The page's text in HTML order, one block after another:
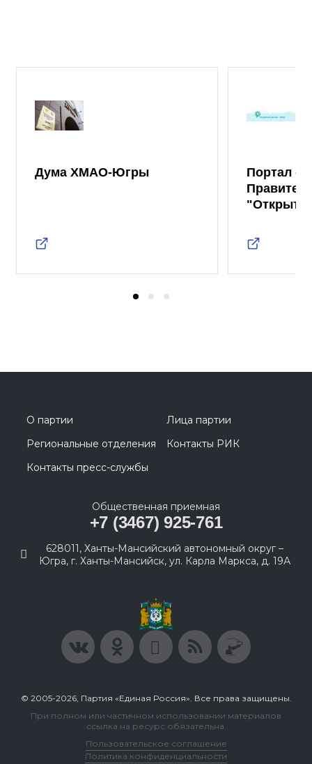
Дума ХМАО-Югры
Портал
О партии
Лица партии
Региональные отделения
Контакты РИК
Контакты пресс-службы
Общественная приемная
+7 (3467) 925-761
628011, Ханты-Мансийский автономный округ –
Югра, г. Ханты-Мансийск, ул. Карла Маркса, д. 19А
© 2005-2026, Партия «Единая Россия». Все права защищены.
При полном или частичном использовании материалов
ссылка на ресурс обязательна.
Пользовательское соглашение
Политика конфиденциальности